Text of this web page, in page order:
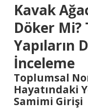
Kavak
Döker Mi?
Yapıların
İnceleme
Toplumsal
Hayatındaki
Samimi Girişi